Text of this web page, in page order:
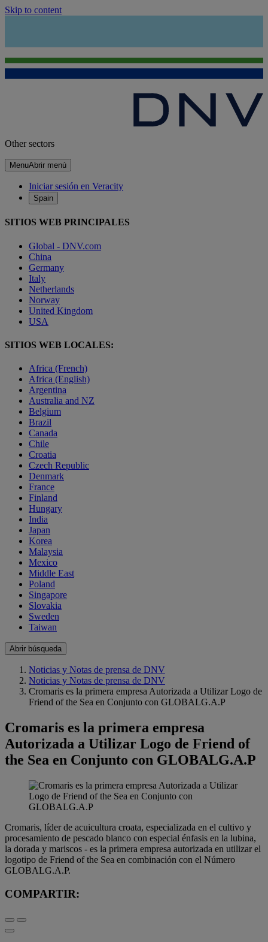
Skip to content
Other sectors
MenuAbrir menú
Iniciar sesión en Veracity
Spain
SITIOS WEB PRINCIPALES
Global - DNV.com
China
Germany
Italy
Netherlands
Norway
United Kingdom
USA
SITIOS WEB LOCALES:
Africa (French)
Africa (English)
Argentina
Australia and NZ
Belgium
Brazil
Canada
Chile
Croatia
Czech Republic
Denmark
France
Finland
Hungary
India
Japan
Korea
Malaysia
Mexico
Middle East
Poland
Singapore
Slovakia
Sweden
Taiwan
Abrir búsqueda
Noticias y Notas de prensa de DNV
Noticias y Notas de prensa de DNV
Cromaris es la primera empresa Autorizada a Utilizar Logo de
Friend of the Sea en Conjunto con GLOBALG.A.P
Cromaris es la primera empresa
Autorizada a Utilizar Logo de Friend of
the Sea en Conjunto con GLOBALG.A.P
Cromaris, líder de acuicultura croata, especializada en el cultivo y
procesamiento de pescado blanco con especial énfasis en la lubina,
la dorada y mariscos - es la primera empresa autorizada en utilizar el
logotipo de Friend of the Sea en combinación con el Número
GLOBALG.A.P.
COMPARTIR: